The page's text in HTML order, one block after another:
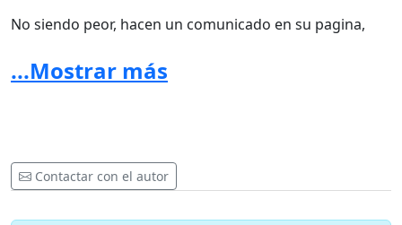
No siendo peor, hacen un comunicado en su pagina,
manipularon mal!! cuando el mismo dictamen de su
muerte fue hipoglisemia, hable con ellos, indicaron no
humano con la fecha de nacimiento, que casualidad a
las otras compradoras, a 4 que confirmamos, les
pusieron el mismo error!
...Mostrar más
Contactar con el autor